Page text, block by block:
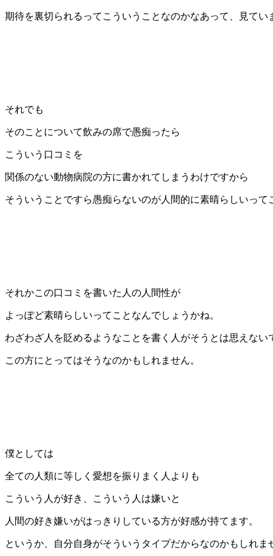
期待を裏切られるってこういうことなのかなあって、見てい
それでも
そのことについて飲みの席で愚痴ったら
こういう口コミを
関係のない動物病院の方に書かれてしまうわけですから
そういうことですら愚痴らないのが人間的に素晴らしいって
それかこの口コミを書いた人の人間性が
よっぽど素晴らしいってことなんでしょうかね。
わざわざ人を貶めるようなことを書く人がそうとは思えない
この方にとってはそうなのかもしれません。
僕としては
全ての人類に等しく愛想を振りまく人よりも
こういう人が好き、こういう人は嫌いと
人間の好き嫌いがはっきりしている方が好感が持てます。
というか、自分自身がそういうタイプだからなのかもしれま